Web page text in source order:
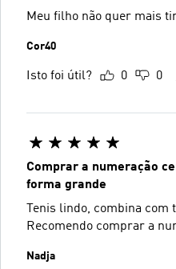
Meu filho não quer mais
Cor40
Isto foi útil? 0 0
Comprar a numeração
forma grande
Tenis lindo, combina com
Recomendo comprar a
Nadja